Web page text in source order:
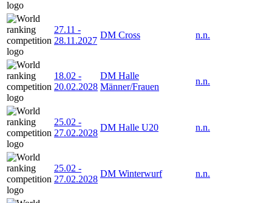
27.11 -
28.11.2027
DM Cross n.n.
18.02 -
20.02.2028
DM Halle
Männer/Frauen
n.n.
25.02 -
27.02.2028
DM Halle U20 n.n.
25.02 -
27.02.2028
DM Winterwurf n.n.